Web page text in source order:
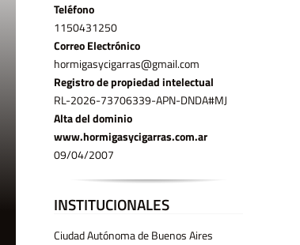
Teléfono
11­50431250
Correo Electrónico
hormigasycigarras@gmail.com
Registro de propiedad intelectual
RL-2026-73706339-APN-DNDA#MJ
Alta del dominio
www.hormigasycigarras.com.ar
09/04/2007
INSTITUCIONALES
Ciudad Autónoma de Buenos Aires